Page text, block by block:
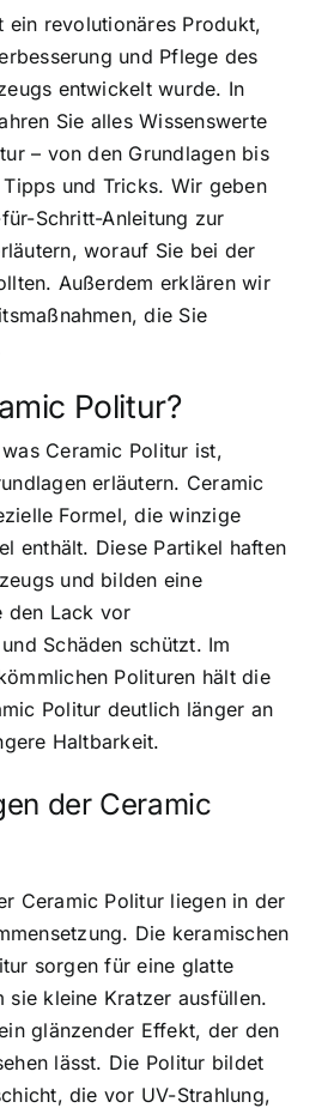
ein revolutionäres Produkt,
und Pflege des
entwickelt wurde. In
Sie alles Wissenswerte
– von den Grundlagen bis
und Tricks. Wir geben
Schritt-Anleitung zur
worauf Sie bei der
Außerdem erklären wir
die Sie
Politur?
Ceramic Politur ist,
erläutern. Ceramic
Formel, die winzige
enthält. Diese Partikel haften
und bilden eine
den Lack vor
Schäden schützt. Im
Polituren hält die
Politur deutlich länger an
Haltbarkeit.
der Ceramic
Ceramic Politur liegen in der
Die keramischen
sorgen für eine glatte
sie kleine Kratzer ausfüllen.
glänzender Effekt, der den
lässt. Die Politur bildet
die vor UV-Strahlung,